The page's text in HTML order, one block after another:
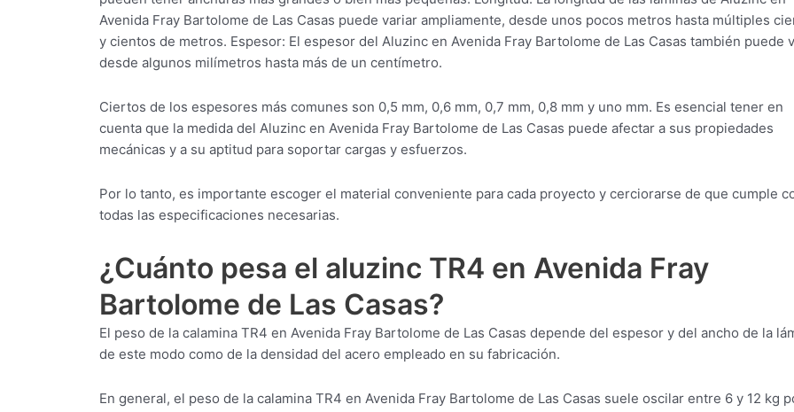
Avenida Fray Bartolome de Las Casas puede variar ampliamente, desde unos pocos metros hasta múltiples
y cientos de metros. Espesor: El espesor del Aluzinc en Avenida Fray Bartolome de Las Casas también puede
desde algunos milímetros hasta más de un centímetro.
Ciertos de los espesores más comunes son 0,5 mm, 0,6 mm, 0,7 mm, 0,8 mm y uno mm. Es esencial tener en
cuenta que la medida del Aluzinc en Avenida Fray Bartolome de Las Casas puede afectar a sus propiedades
mecánicas y a su aptitud para soportar cargas y esfuerzos.
Por lo tanto, es importante escoger el material conveniente para cada proyecto y cerciorarse de que cumple
todas las especificaciones necesarias.
¿Cuánto pesa el aluzinc TR4 en Avenida Fray
Bartolome de Las Casas?
El peso de la calamina TR4 en Avenida Fray Bartolome de Las Casas depende del espesor y del ancho de la
de este modo como de la densidad del acero empleado en su fabricación.
En general, el peso de la calamina TR4 en Avenida Fray Bartolome de Las Casas suele oscilar entre 6 y 12 kg